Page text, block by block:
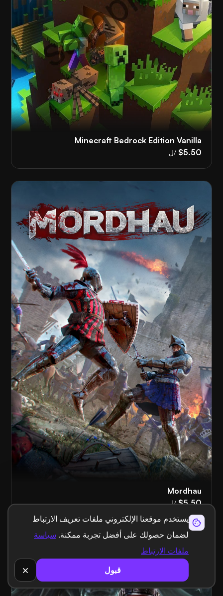
يستخدم موقعنا الإلكتروني ملفات تعريف الارتباط
لضمان حصولك على أفضل تجربة ممكنة. سياسة
ملفات الارتباط
قبول
Minecraft Bedrock Edition Vanilla
$5.50 /ل
Mordhau
$5.50 /ل